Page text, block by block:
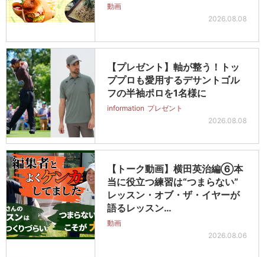
動画
2026.08.08
【プレゼント】軸が整う！トッ
ププロも愛用するデサントゴル
フの半袖ポロを1名様に
information プレゼント
2026.08.08
【トーク動画】横田英治編⑥本
当に役立つ練習は“つまらない”
レッスン・オブ・ザ・イヤーが
語るレッスン…
動画
2026.08.06